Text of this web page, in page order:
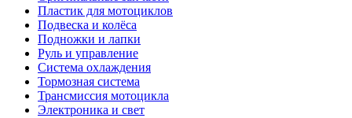
Пластик для мотоциклов
Подвеска и колёса
Подножки и лапки
Руль и управление
Система охлаждения
Тормозная система
Трансмиссия мотоцикла
Электроника и свет